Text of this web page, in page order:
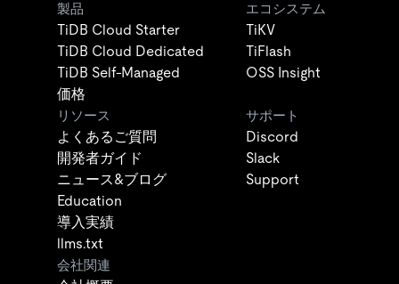
製品
TiDB Cloud Starter
TiDB Cloud Dedicated
TiDB Self-Managed
価格
エコシステム
TiKV
TiFlash
OSS Insight
リソース
よくあるご質問
開発者ガイド
ニュース&ブログ
Education
導入実績
llms.txt
サポート
Discord
Slack
Support
会社関連